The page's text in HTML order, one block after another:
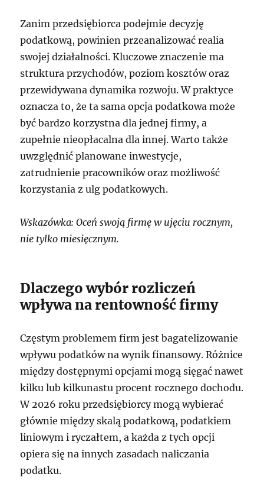
Zanim przedsiębiorca podejmie decyzję
podatkową, powinien przeanalizować realia
swojej działalności. Kluczowe znaczenie ma
struktura przychodów, poziom kosztów oraz
przewidywana dynamika rozwoju. W praktyce
oznacza to, że ta sama opcja podatkowa może
być bardzo korzystna dla jednej firmy, a
zupełnie nieopłacalna dla innej. Warto także
uwzględnić planowane inwestycje,
zatrudnienie pracowników oraz możliwość
korzystania z ulg podatkowych.
Wskazówka: Oceń swoją firmę w ujęciu rocznym,
nie tylko miesięcznym.
Dlaczego wybór rozliczeń
wpływa na rentowność firmy
Częstym problemem firm jest bagatelizowanie
wpływu podatków na wynik finansowy. Różnice
między dostępnymi opcjami mogą sięgać nawet
kilku lub kilkunastu procent rocznego dochodu.
W 2026 roku przedsiębiorcy mogą wybierać
głównie między skalą podatkową, podatkiem
liniowym i ryczałtem, a każda z tych opcji
opiera się na innych zasadach naliczania
podatku.